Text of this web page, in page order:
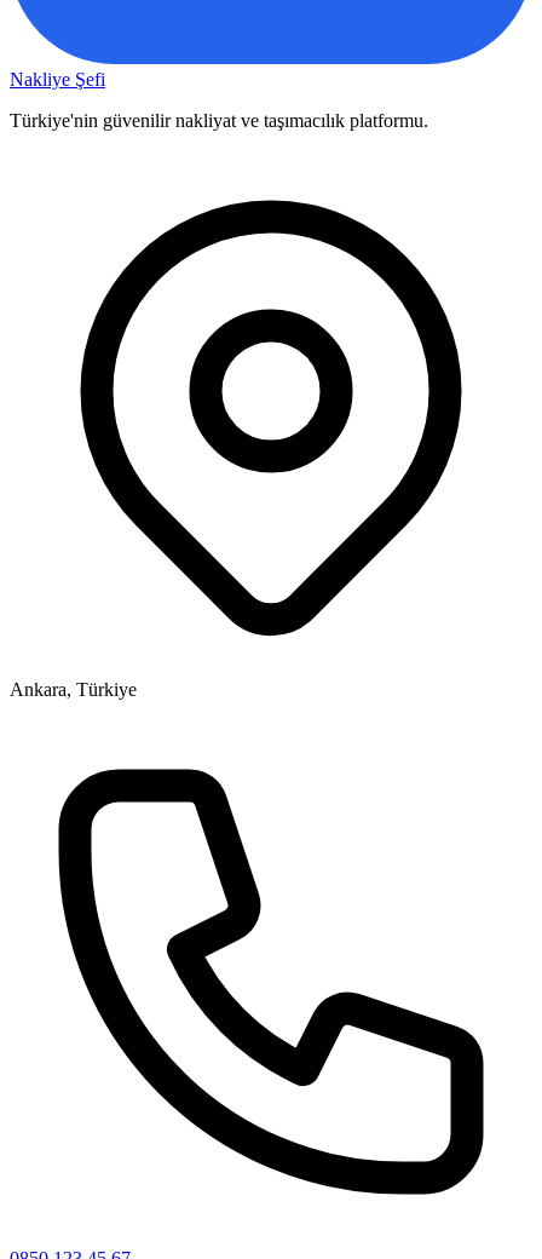
Nakliye Şefi
Türkiye'nin güvenilir nakliyat ve taşımacılık platformu.
Ankara, Türkiye